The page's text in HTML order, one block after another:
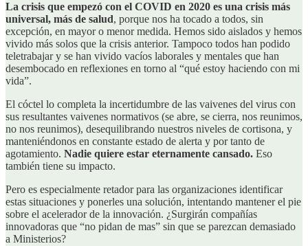
La crisis que empezó con el COVID en 2020 es una crisis más
universal, más de salud, porque nos ha tocado a todos, sin
excepción, en mayor o menor medida. Hemos sido aislados y hemos
vivido más solos que la crisis anterior. Tampoco todos han podido
teletrabajar y se han vivido vacíos laborales y mentales que han
desembocado en reflexiones en torno al “qué estoy haciendo con mi
vida”.
El cóctel lo completa la incertidumbre de las vaivenes del virus con
sus resultantes vaivenes normativos (se abre, se cierra, nos reunimos,
no nos reunimos), desequilibrando nuestros niveles de cortisona, y
manteniéndonos en constante estado de alerta y por tanto de
agotamiento. Nadie quiere estar eternamente cansado. Eso
también tiene su impacto.
Pero es especialmente retador para las organizaciones identificar
estas situaciones y ponerles una solución, intentando mantener el pie
sobre el acelerador de la innovación. ¿Surgirán compañías
innovadoras que “no pidan de mas” sin que se parezcan demasiado
a Ministerios?